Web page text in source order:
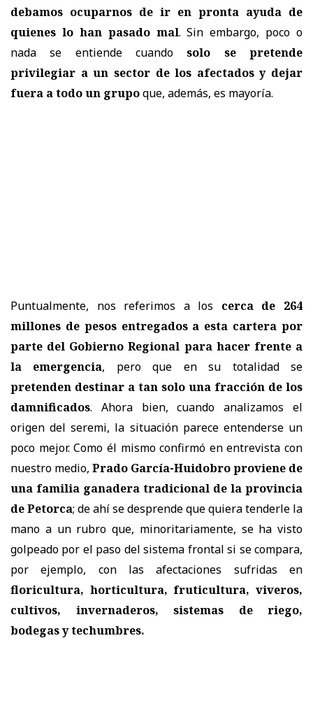
debamos ocuparnos de ir en pronta ayuda de
quienes lo han pasado mal. Sin embargo, poco o
nada se entiende cuandosolo se pretende
privilegiar a un sector de los afectados y dejar
fuera a todo un grupoque, además, es mayoría.
Puntualmente, nos referimos a los cerca de 264
millones de pesos entregados a esta cartera por
parte del Gobierno Regional para hacer frente a
la emergencia, pero que en su totalidad se
pretenden destinar a tan solo una fracción de los
damnificados. Ahora bien, cuando analizamos el
origen del seremi, la situación parece entenderse un
poco mejor. Como él mismo confirmó en entrevista con
nuestro medio, Prado García-Huidobro proviene de
una familia ganadera tradicional de la provincia
de Petorca; de ahí se desprende que quiera tenderle la
mano a un rubro que, minoritariamente, se ha visto
golpeado por el paso del sistema frontal si se compara,
por ejemplo, con las afectaciones sufridas en
floricultura, horticultura, fruticultura, viveros,
cultivos, invernaderos, sistemas de riego,
bodegas y techumbres.